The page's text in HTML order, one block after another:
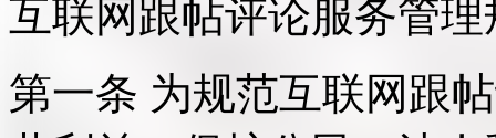
互联网跟帖评论服务管理
第一条 为规范互联网跟